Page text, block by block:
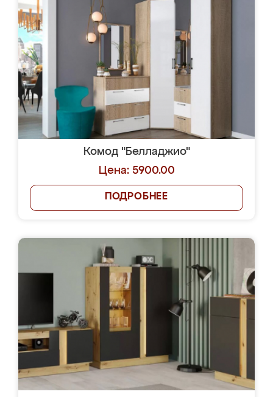
Комод "Белладжио"
Цена: 5900.00
ПОДРОБНЕЕ